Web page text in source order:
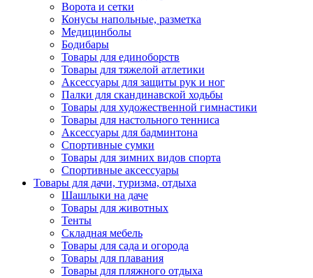
Ворота и сетки
Конусы напольные, разметка
Медицинболы
Бодибары
Товары для единоборств
Товары для тяжелой атлетики
Аксессуары для защиты рук и ног
Палки для скандинавской ходьбы
Товары для художественной гимнастики
Товары для настольного тенниса
Аксессуары для бадминтона
Спортивные сумки
Товары для зимних видов спорта
Спортивные аксессуары
Товары для дачи, туризма, отдыха
Шашлыки на даче
Товары для животных
Тенты
Складная мебель
Товары для сада и огорода
Товары для плавания
Товары для пляжного отдыха